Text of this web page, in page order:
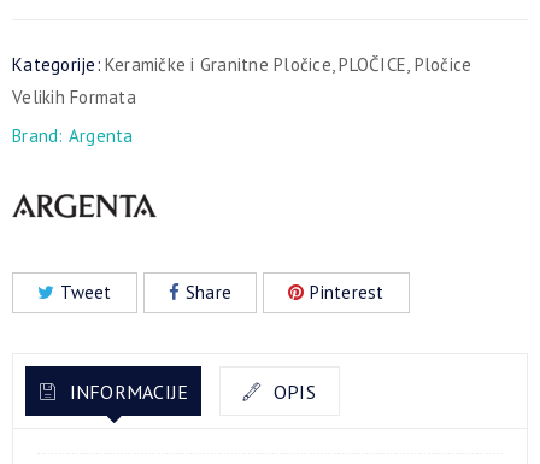
Kategorije: Keramičke i Granitne Pločice ,PLOČICE Pločice
Velikih Formata
Brand: Argenta
Tweet Share Pinterest
INFORMACIJE OPIS